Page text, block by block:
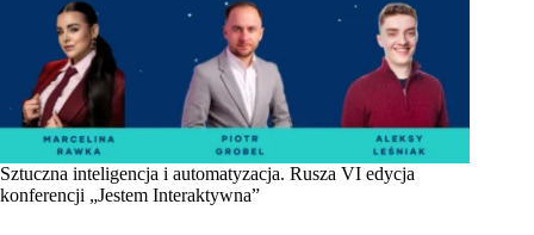
Sztuczna inteligencja i automatyzacja. Rusza VI edycja
konferencji „Jestem Interaktywna”